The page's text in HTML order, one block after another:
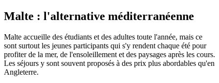
Malte : l'alternative méditerranéenne
Malte accueille des étudiants et des adultes toute l'année, mais ce
sont surtout les jeunes participants qui s'y rendent chaque été pour
profiter de la mer, de l'ensoleillement et des paysages après les cours.
Les séjours y sont souvent proposés à des prix plus abordables qu'en
Angleterre.